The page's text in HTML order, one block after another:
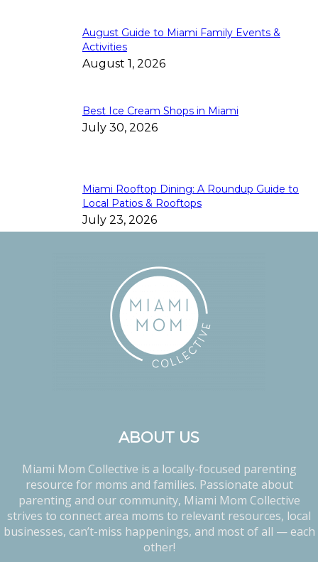
August Guide to Miami Family Events &
Activities
August 1, 2026
Best Ice Cream Shops in Miami
July 30, 2026
Miami Rooftop Dining: A Roundup Guide to
Local Patios & Rooftops
July 23, 2026
ABOUT US
Miami Mom Collective is a locally-focused parenting
resource for moms and families. Passionate about
parenting and our community, Miami Mom Collective
strives to connect area moms to relevant resources, local
businesses, can’t-miss happenings, and most of all — each
other!